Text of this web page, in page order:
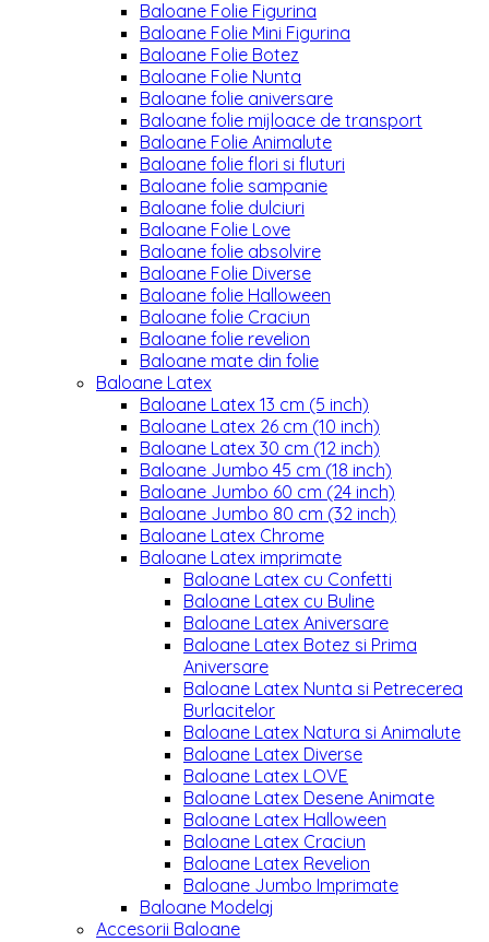
Baloane Folie Figurina
Baloane Folie Mini Figurina
Baloane Folie Botez
Baloane Folie Nunta
Baloane folie aniversare
Baloane folie mijloace de transport
Baloane Folie Animalute
Baloane folie flori si fluturi
Baloane folie sampanie
Baloane folie dulciuri
Baloane Folie Love
Baloane folie absolvire
Baloane Folie Diverse
Baloane folie Halloween
Baloane folie Craciun
Baloane folie revelion
Baloane mate din folie
Baloane Latex
Baloane Latex 13 cm (5 inch)
Baloane Latex 26 cm (10 inch)
Baloane Latex 30 cm (12 inch)
Baloane Jumbo 45 cm (18 inch)
Baloane Jumbo 60 cm (24 inch)
Baloane Jumbo 80 cm (32 inch)
Baloane Latex Chrome
Baloane Latex imprimate
Baloane Latex cu Confetti
Baloane Latex cu Buline
Baloane Latex Aniversare
Baloane Latex Botez si Prima
Aniversare
Baloane Latex Nunta si Petrecerea
Burlacitelor
Baloane Latex Natura si Animalute
Baloane Latex Diverse
Baloane Latex LOVE
Baloane Latex Desene Animate
Baloane Latex Halloween
Baloane Latex Craciun
Baloane Latex Revelion
Baloane Jumbo Imprimate
Baloane Modelaj
Accesorii Baloane